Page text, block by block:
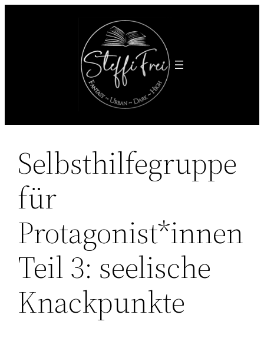
Selbsthilfegruppe
für
Protagonist*innen
Teil 3: seelische
Knackpunkte